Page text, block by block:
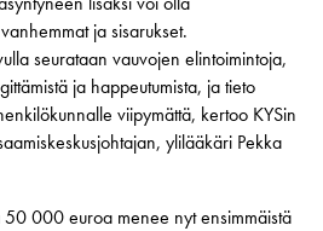
ja sisarukset.
seurataan vauvojen elintoimintoja,
ja happeutumista, ja tieto
viipymättä, kertoo KYSin
ylilääkäri Pekka
50 000 euroa menee nyt ensimmäistä